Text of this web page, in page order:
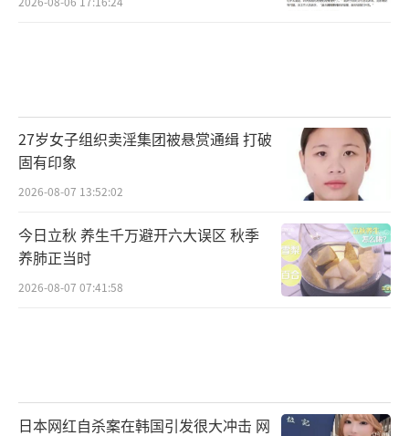
27岁女子组织卖淫集团被悬赏通缉 打破
固有印象
2026-08-07 13:52:02
今日立秋 养生千万避开六大误区 秋季
养肺正当时
2026-08-07 07:41:58
日本网红自杀案在韩国引发很大冲击 网